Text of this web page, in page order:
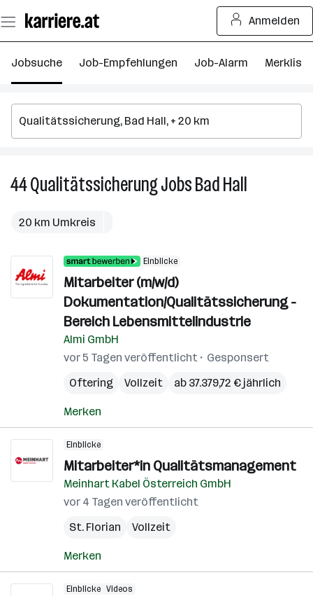
Seiteninhalt
springen
Anmelden
Jobsuche Job-Empfehlungen Job-Alarm Merkliste
44QualitätssicherungJobsBad Hall
20 km Umkreis
Einblicke
Mitarbeiter (m/w/d)
Dokumentation/Qualitätssicherung -
Bereich Lebensmittelindustrie
Almi GmbH
vor 5 Tagen veröffentlicht
Gesponsert
Oftering
Vollzeit ab 37.379,72 € jährlich
Merken
Einblicke
Mitarbeiter*in Qualitätsmanagement
Meinhart Kabel Österreich GmbH
vor 4 Tagen veröffentlicht
St. Florian
Vollzeit
Merken
Einblicke Videos